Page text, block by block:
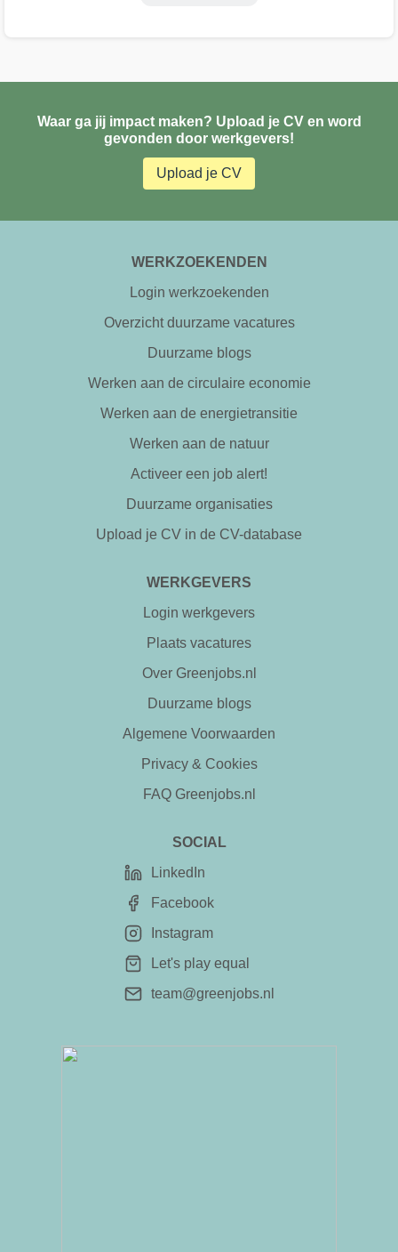
Waar ga jij impact maken? Upload je CV en word
gevonden door werkgevers!
Upload je CV
WERKZOEKENDEN
Login werkzoekenden
Overzicht duurzame vacatures
Duurzame blogs
Werken aan de circulaire economie
Werken aan de energietransitie
Werken aan de natuur
Activeer een job alert!
Duurzame organisaties
Upload je CV in de CV-database
WERKGEVERS
Login werkgevers
Plaats vacatures
Over Greenjobs.nl
Duurzame blogs
Algemene Voorwaarden
Privacy & Cookies
FAQ Greenjobs.nl
SOCIAL
LinkedIn
Facebook
Instagram
Let's play equal
team@greenjobs.nl